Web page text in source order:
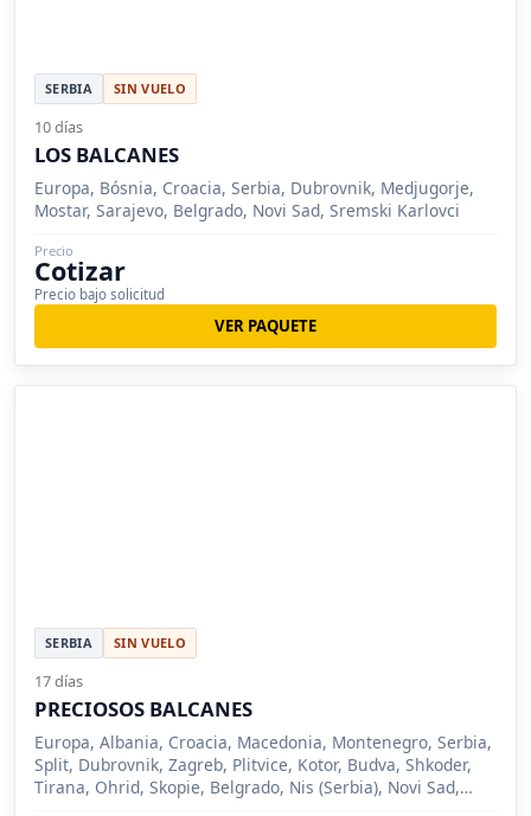
SERBIA SIN VUELO
10 días
LOS BALCANES
Europa, Bósnia, Croacia, Serbia, Dubrovnik, Medjugorje,
Mostar, Sarajevo, Belgrado, Novi Sad, Sremski Karlovci
Precio
Cotizar
Precio bajo solicitud
VER PAQUETE
SERBIA SIN VUELO
17 días
PRECIOSOS BALCANES
Europa, Albania, Croacia, Macedonia, Montenegro, Serbia,
Split, Dubrovnik, Zagreb, Plitvice, Kotor, Budva, Shkoder,
Tirana, Ohrid, Skopie, Belgrado, Nis (Serbia), Novi Sad,